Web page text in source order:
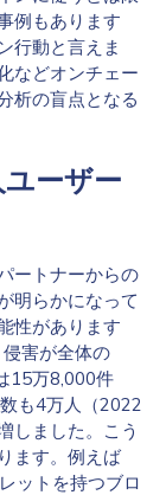
例もあります
行動と言えま
などオンチェー
析の盲点となる
ーザー
ートナーからの
明らかになって
性があります
害が全体の
15万8,000件
も4万人（2022
しました。こう
ます。例えば
ットを持つブロ